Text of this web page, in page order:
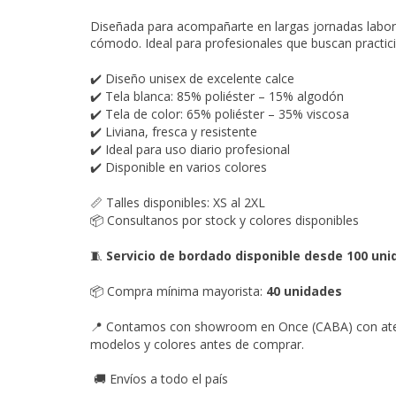
Diseñada para acompañarte en largas jornadas
cómodo. Ideal para profesionales que buscan
✔️ Diseño unisex de excelente calce
✔️ Tela blanca: 85% poliéster – 15% algodón
✔️ Tela de color: 65% poliéster – 35% viscosa
✔️ Liviana, fresca y resistente
✔️ Ideal para uso diario profesional
✔️ Disponible en varios colores
📏 Talles disponibles: XS al 2XL
📦 Consultanos por stock y colores disponibles
🧵 Servicio de bordado disponible desde 100
📦 Compra mínima mayorista: 40 unidades
📍 Contamos con showroom en Once (CABA) con
modelos y colores antes de comprar.
🚚 Envíos a todo el país